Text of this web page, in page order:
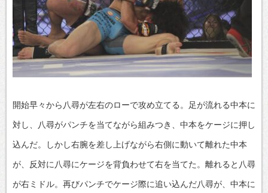
開始早々から八尋が左右のローで攻め立てる。足が流れる中本に
対し、八尋がパンチを当てながら組みつき、中本をケージに押し
込んだ。しかし右腕を差し上げながら右側に動いて離れた中本
が、反対に八尋にケージを背負わせて右を当てた。離れると八尋
が右ミドル。再びパンチでケージ際に追い込んだ八尋が、中本に